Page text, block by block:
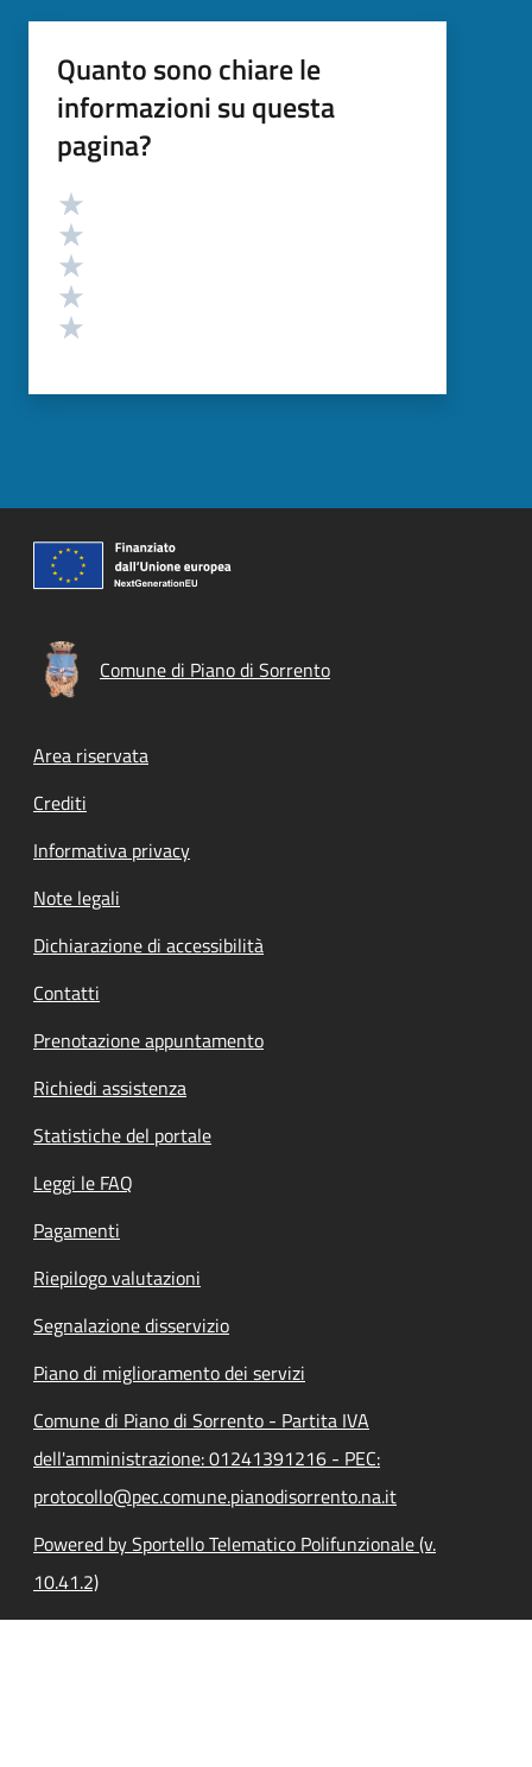
Quanto sono chiare le
informazioni su questa
pagina?
Valutazione
Comune di Piano di Sorrento
Footer menu
Area riservata
Crediti
Informativa privacy
Note legali
Dichiarazione di accessibilità
Contatti
Prenotazione appuntamento
Richiedi assistenza
Statistiche del portale
Leggi le FAQ
Pagamenti
Riepilogo valutazioni
Segnalazione disservizio
Piano di miglioramento dei servizi
Comune di Piano di Sorrento - Partita IVA
dell'amministrazione: 01241391216 - PEC:
protocollo@pec.comune.pianodisorrento.na.it
Powered by Sportello Telematico Polifunzionale (v.
10.41.2)